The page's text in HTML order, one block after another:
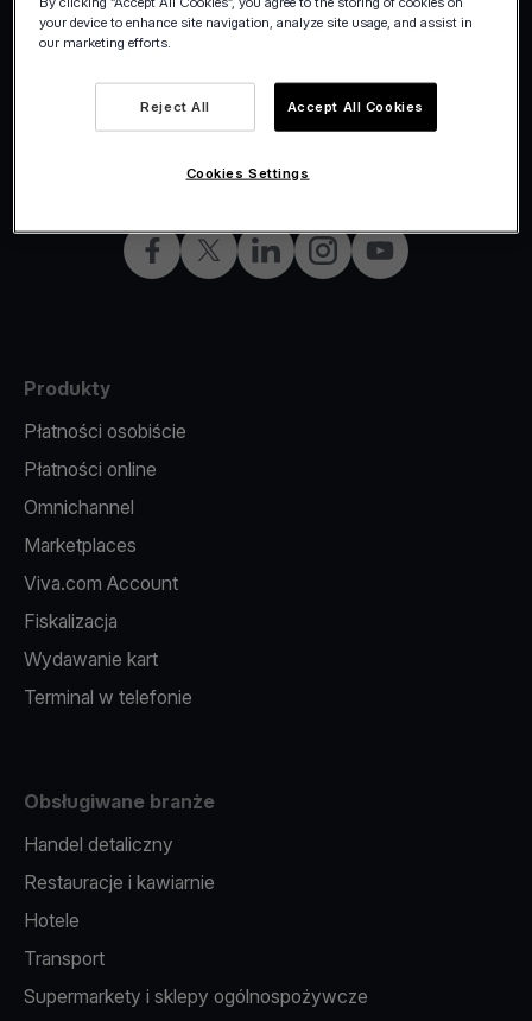
©2026 Viva.com
Facebook
X LinkedInInstagramYouTube
Poland
Produkty
Płatności osobiście
Płatności online
Omnichannel
Marketplaces
Viva.com Account
Fiskalizacja
Wydawanie kart
Terminal w telefonie
Obsługiwane branże
Handel detaliczny
Restauracje i kawiarnie
Hotele
Transport
Supermarkety i sklepy ogólnospożywcze
your device to enhance site navigation, analyze site usage, and assist in
our marketing efforts.
Reject All Accept All Cookies
Cookies Settings